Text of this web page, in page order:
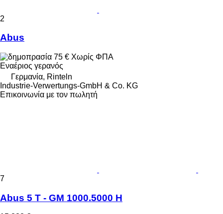
2
Abus
75 € Χωρίς ΦΠΑ
Εναέριος γερανός
Γερμανία, Rinteln
Industrie-Verwertungs-GmbH & Co. KG
Επικοινωνία με τον πωλητή
7
Abus 5 T - GM 1000.5000 H